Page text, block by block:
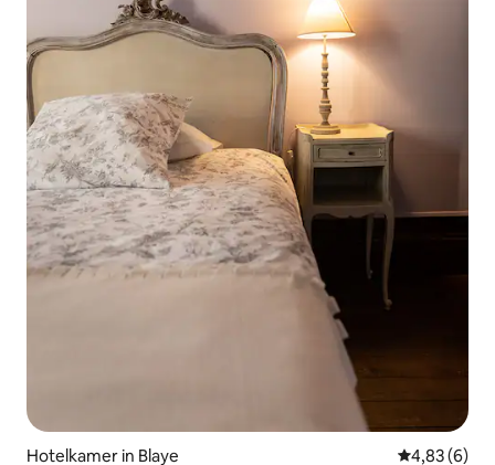
Hotelkamer in Blaye Gemiddelde
4,83 (6)